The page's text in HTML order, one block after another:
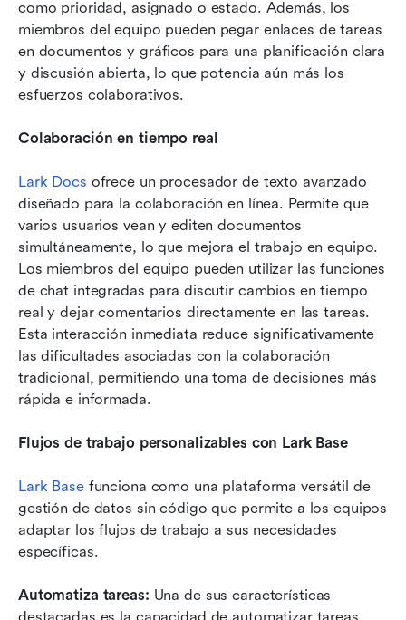
como prioridad, asignado o estado. Además, los
miembros del equipo pueden pegar enlaces de tareas
en documentos y gráficos para una planificación clara
y discusión abierta, lo que potencia aún más los
esfuerzos colaborativos.
Colaboración en tiempo real
Lark Docs ofrece un procesador de texto avanzado
diseñado para la colaboración en línea. Permite que
varios usuarios vean y editen documentos
simultáneamente, lo que mejora el trabajo en equipo.
Los miembros del equipo pueden utilizar las funciones
de chat integradas para discutir cambios en tiempo
real y dejar comentarios directamente en las tareas.
Esta interacción inmediata reduce significativamente
las dificultades asociadas con la colaboración
tradicional, permitiendo una toma de decisiones más
rápida e informada.
Flujos de trabajo personalizables con Lark Base
Lark Base funciona como una plataforma versátil de
gestión de datos sin código que permite a los equipos
adaptar los flujos de trabajo a sus necesidades
específicas.
Automatiza tareas: Una de sus características